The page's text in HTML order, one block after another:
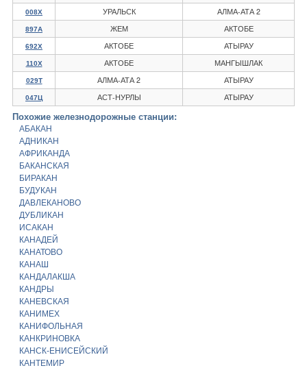
008Х УРАЛЬСК АЛМА-АТА 2
897А ЖЕМ АКТОБЕ
692Х АКТОБЕ АТЫРАУ
110Х АКТОБЕ МАНГЫШЛАК
029Т АЛМА-АТА 2 АТЫРАУ
047Ц АСТ-НУРЛЫ АТЫРАУ
Похожие железнодорожные станции:
АБАКАН
АДНИКАН
АФРИКАНДА
БАКАНСКАЯ
БИРАКАН
БУДУКАН
ДАВЛЕКАНОВО
ДУБЛИКАН
ИСАКАН
КАНАДЕЙ
КАНАТОВО
КАНАШ
КАНДАЛАКША
КАНДРЫ
КАНЕВСКАЯ
КАНИМЕХ
КАНИФОЛЬНАЯ
КАНКРИНОВКА
КАНСК-ЕНИСЕЙСКИЙ
КАНТЕМИР